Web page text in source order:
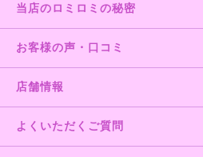
当店のロミロミの秘密
お客様の声・口コミ
店舗情報
よくいただくご質問